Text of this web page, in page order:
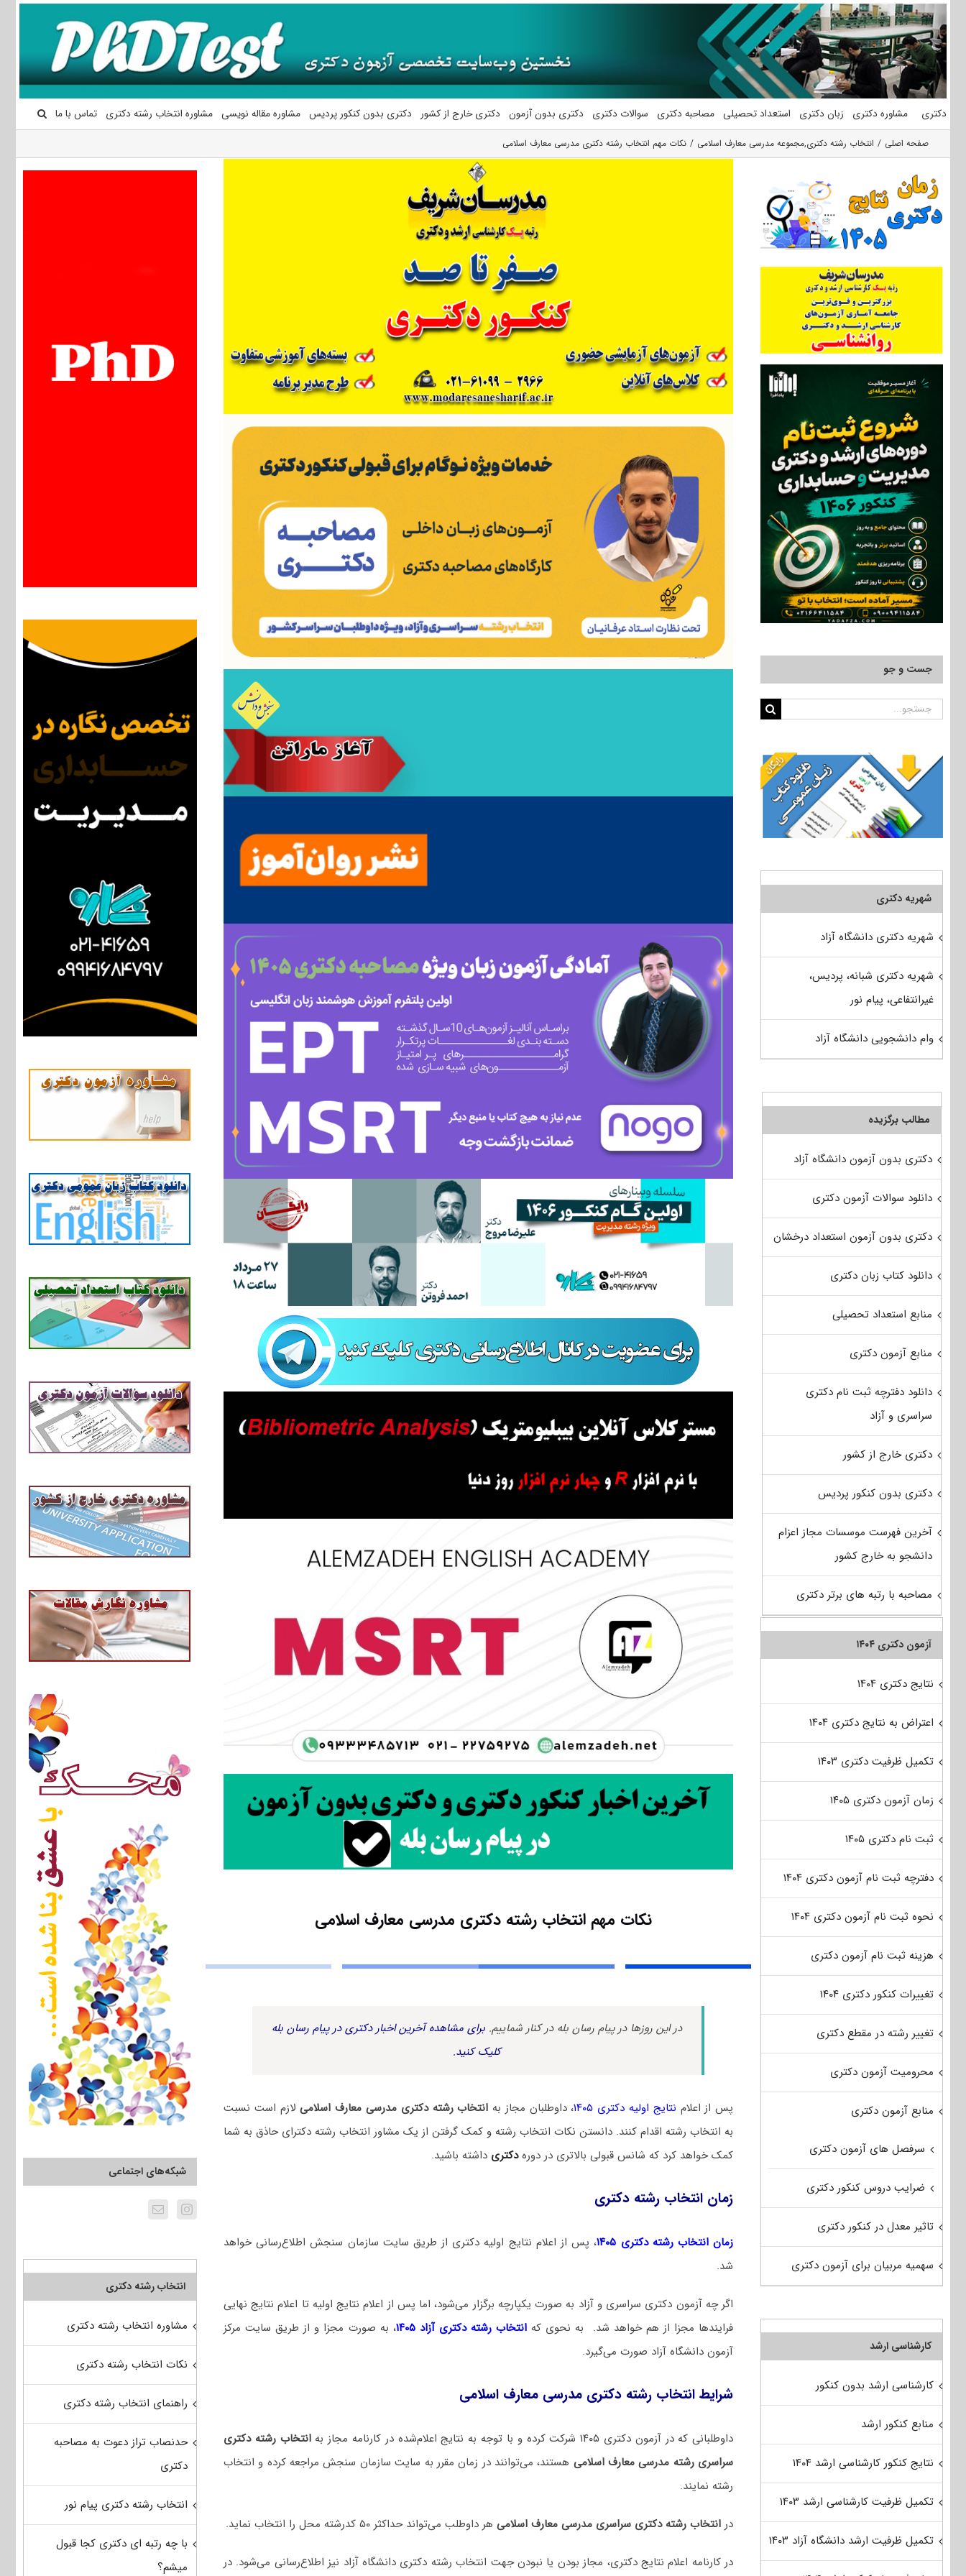
محتوا
دکتری مشاوره دکتری زبان دکتری استعداد تحصیلی مصاحبه دکتری سوالات دکتری دکتری بدون آزمون دکتری خارج از کشور دکتری بدون کنکور پردیس مشاوره مقاله نویسی مشاوره انتخاب رشته دکتری تماس با ما
صفحه اصلی انتخاب رشته دکتری,مجموعه مدرسی معارف اسلامی نکات مهم انتخاب رشته دکتری مدرسی معارف اسلامی
نکات مهم انتخاب رشته دکتری مدرسی معارف اسلامی
در این روزها در پیام رسان بله در کنار شماییم. برای مشاهده آخرین اخبار دکتری در پیام رسان بله
کلیک کنید.
پس از اعلام نتایج اولیه دکتری ۱۴۰۵ ، داوطلبان مجاز به انتخاب رشته دکتری مدرسی معارف اسلامیلازم است نسبت
به انتخاب رشته اقدام کنند. دانستن نکات انتخاب رشته و کمک گرفتن از یک مشاور انتخاب رشته دکترای حاذق به شما
کمک خواهد کرد که شانس قبولی بالاتری در دورهدکتری داشته باشید.
زمان انتخاب رشته دکتری
زمان انتخاب رشته دکتری ۱۴۰۵
، پس از اعلام نتایج اولیه دکتری از طریق سایت سازمان سنجش اطلاع‌رسانی خواهد
شد.
اگر چه آزمون دکتری سراسری و آزاد به صورت یکپارچه برگزار می‌شود، اما پس از اعلام نتایج اولیه تا اعلام نتایج نهایی
فرایندها مجزا از هم خواهد شد. به نحوی که انتخاب رشته دکتری آزاد ۱۴۰۵
، به صورت مجزا و از طریق سایت مرکز
آزمون دانشگاه آزاد صورت می‌گیرد.
شرایط انتخاب رشته دکتری مدرسی معارف اسلامی
داوطلبانی که در آزمون دکتری ۱۴۰۵ شرکت کرده و با توجه به نتایج اعلام‌شده در کارنامه مجاز به
انتخاب رشته دکتری
سراسری رشته مدرسی معارف اسلامی هستند، می‌توانند در زمان مقرر به سایت سازمان سنجش مراجعه کرده و انتخاب
رشته نمایند.
در انتخاب رشته دکتری سراسری مدرسی معارف اسلامیهر داوطلب می‌تواند حداکثر ۵۰ کدرشته محل را انتخاب نماید.
در کارنامه اعلام نتایج دکتری، مجاز بودن یا نبودن جهت انتخاب رشته دکتری دانشگاه آزاد نیز اطلاع‌رسانی می‌شود. در
شبکه‌های اجتماعی
انتخاب رشته دکتری
مشاوره انتخاب رشته دکتری
نکات انتخاب رشته دکتری
راهنمای انتخاب رشته دکتری
حدنصاب تراز دعوت به مصاحبه
دکتری
انتخاب رشته دکتری پیام نور
با چه رتبه ای دکتری کجا قبول
میشم؟
جست و جو
جستجو
شهریه دکتری
شهریه دکتری دانشگاه آزاد
شهریه دکتری شبانه، پردیس،
غیرانتفاعی، پیام نور
وام دانشجویی دانشگاه آزاد
مطالب برگزیده
دکتری بدون آزمون دانشگاه آزاد
دانلود سوالات آزمون دکتری
دکتری بدون آزمون استعداد درخشان
دانلود کتاب زبان دکتری
منابع استعداد تحصیلی
منابع آزمون دکتری
دانلود دفترچه ثبت نام دکتری
سراسری و آزاد
دکتری خارج از کشور
دکتری بدون کنکور پردیس
آخرین فهرست موسسات مجاز اعزام
دانشجو به خارج کشور
مصاحبه با رتبه های برتر دکتری
آزمون دکتری ۱۴۰۴
نتایج دکتری ۱۴۰۴
اعتراض به نتایج دکتری ۱۴۰۴
تکمیل ظرفیت دکتری ۱۴۰۳
زمان آزمون دکتری ۱۴۰۵
ثبت نام دکتری ۱۴۰۵
دفترچه ثبت نام آزمون دکتری ۱۴۰۴
نحوه ثبت نام آزمون دکتری ۱۴۰۴
هزینه ثبت نام آزمون دکتری
تغییرات کنکور دکتری ۱۴۰۴
تغییر رشته در مقطع دکتری
محرومیت آزمون دکتری
منابع آزمون دکتری
سرفصل های آزمون دکتری
ضرایب دروس کنکور دکتری
تاثیر معدل در کنکور دکتری
سهمیه مربیان برای آزمون دکتری
کارشناسی ارشد
کارشناسی ارشد بدون کنکور
منابع کنکور ارشد
نتایج کنکور کارشناسی ارشد ۱۴۰۴
تکمیل ظرفیت کارشناسی ارشد ۱۴۰۳
تکمیل ظرفیت ارشد دانشگاه آزاد ۱۴۰۳